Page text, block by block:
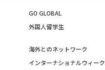
GO GLOBAL
外国人留学生
海外とのネットワーク
インターナショナルウィーク